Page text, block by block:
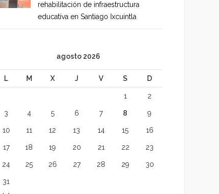
rehabilitación de infraestructura
educativa en Santiago Ixcuintla
agosto 2026
L M X J V S D
1 2
3 4 5 6 7 8 9
10 11 12 13 14 15 16
17 18 19 20 21 22 23
24 25 26 27 28 29 30
31